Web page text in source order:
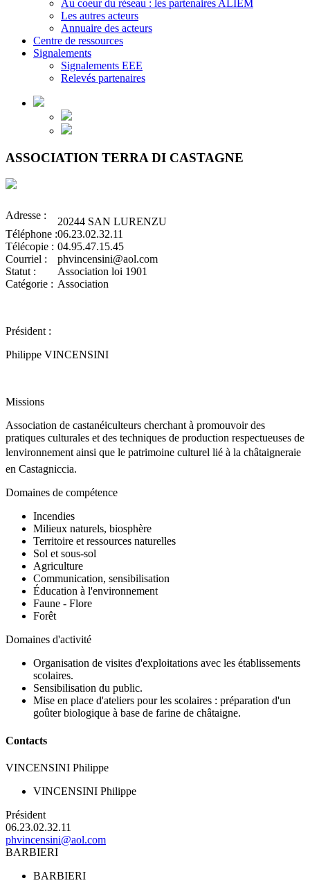
Au coeur du réseau : les partenaires ALIEM
Les autres acteurs
Annuaire des acteurs
Centre de ressources
Signalements
Signalements EEE
Relevés partenaires
ASSOCIATION TERRA DI CASTAGNE
Adresse :
20244 SAN LURENZU
Téléphone :06.23.02.32.11
Télécopie : 04.95.47.15.45
Courriel :
phvincensini@aol.com
Statut :
Association loi 1901
Catégorie : Association
Président :
Philippe VINCENSINI
Missions
Association de castanéiculteurs cherchant à promouvoir des
pratiques culturales et des techniques de production respectueuses de
lenvironnement ainsi que le patrimoine culturel lié à la châtaigneraie
en Castagniccia.
Domaines de compétence
Incendies
Milieux naturels, biosphère
Territoire et ressources naturelles
Sol et sous-sol
Agriculture
Communication, sensibilisation
Éducation à l'environnement
Faune - Flore
Forêt
Domaines d'activité
Organisation de visites d'exploitations avec les établissements
scolaires.
Sensibilisation du public.
Mise en place d'ateliers pour les scolaires : préparation d'un
goûter biologique à base de farine de châtaigne.
Contacts
VINCENSINI Philippe
VINCENSINI Philippe
Président
06.23.02.32.11
phvincensini@aol.com
BARBIERI
BARBIERI